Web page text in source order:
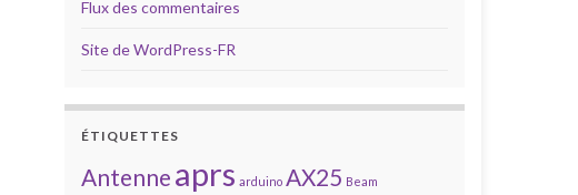
Flux des commentaires
Site de WordPress-FR
ÉTIQUETTES
Antenne aprs arduino AX25 Beam